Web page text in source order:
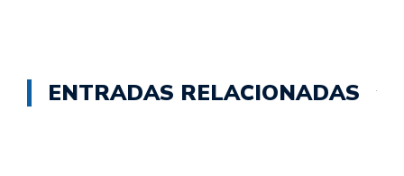
ENTRADAS RELACIONADAS